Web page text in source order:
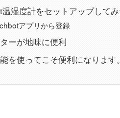
温湿度計をセットアップして
アプリから登録
ーが地味に便利
を使ってこそ便利になります。